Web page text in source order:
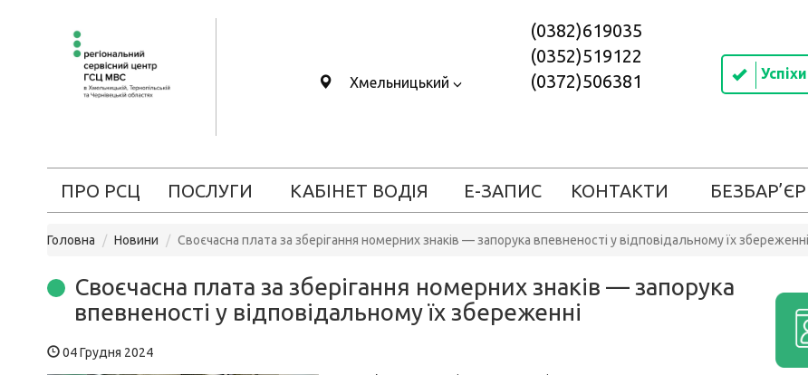
Хмельницький
(0382)619035
(0352)519122
(0372)506381
ПРО РСЦ ПОСЛУГИ КАБІНЕТ ВОДІЯ Е-ЗАПИС КОНТАКТИ
Головна Новини Своєчасна плата за зберігання номерних знаків — запорука впевненості у відповідальному їх збереженні
Своєчасна плата за зберігання номерних знаків — запорука
впевненості у відповідальному їх збереженні
04 Грудня 2024